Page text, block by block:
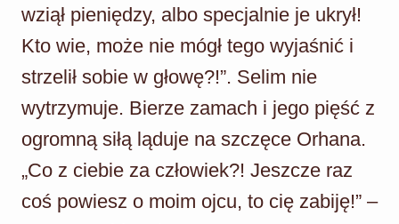
wziął pieniędzy, albo specjalnie je ukrył!
Kto wie, może nie mógł tego wyjaśnić i
strzelił sobie w głowę?!”. Selim nie
wytrzymuje. Bierze zamach i jego pięść z
ogromną siłą ląduje na szczęce Orhana.
„Co z ciebie za człowiek?! Jeszcze raz
coś powiesz o moim ojcu, to cię zabiję!” –